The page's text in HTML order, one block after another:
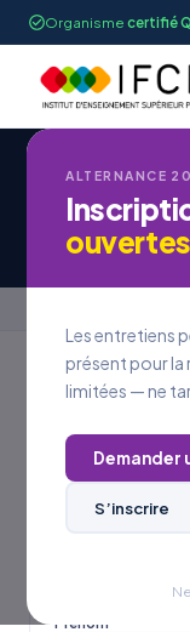
Organisme certifié
ALTERNANCE
Les entretiens
présent pour
limitées — ne
Demander
S’inscrire
Postuler
VOS
Prénom